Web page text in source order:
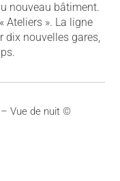
nouveau bâtiment.
Ateliers ». La ligne
dix nouvelles gares,
Vue de nuit ©